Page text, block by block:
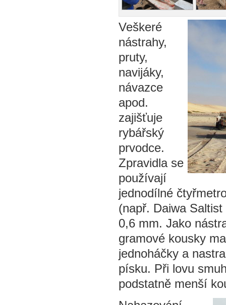
Veškeré
nástrahy,
pruty,
navijáky,
návazce
apod.
zajišťuje
rybářský
prvodce.
Zpravidla se
používají
jednodílné
(např. Daiwa
0,6 mm. Jako
gramové kousky
jednoháčky a
písku. Při lovu
podstatně menší